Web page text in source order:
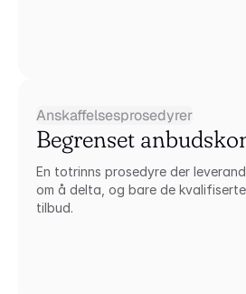
Anskaffelsesprosedyrer
Begrenset
En totrinns prosedyre der
om å delta, og bare de
tilbud.